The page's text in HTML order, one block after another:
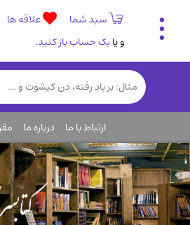
سبد شما علاقه ها
و یایک حساب باز کنید.
تاریخی و فرهنگی
(838)
رمان و داستان ایرانی(307)
روانشناسی(357)
انگلیسی و زبان خارجی(14)
کودکان و نوجوانان(76)
کتب نادر و کمیاب(19)
ارتباط با ما درباره ما